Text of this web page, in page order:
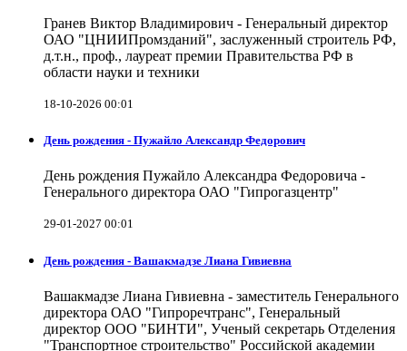
Гранев Виктор Владимирович - Генеральный директор
ОАО "ЦНИИПромзданий", заслуженный строитель РФ,
д.т.н., проф., лауреат премии Правительства РФ в
области науки и техники
18-10-2026 00:01
День рождения - Пужайло Александр Федорович
День рождения Пужайло Александра Федоровича -
Генерального директора ОАО "Гипрогазцентр"
29-01-2027 00:01
День рождения - Вашакмадзе Лиана Гивиевна
Вашакмадзе Лиана Гивиевна - заместитель Генерального
директора ОАО "Гипроречтранс", Генеральный
директор ООО "БИНТИ", Ученый секретарь Отделения
"Транспортное строительство" Российской академии